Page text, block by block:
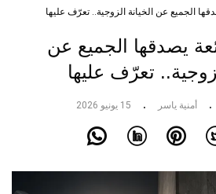
الجميع عن الخيانة الزوجية.. تعرّف عليها
يصدقها الجميع عن
تعرّف عليها
أمنية ياسر 15 يونيو 2026